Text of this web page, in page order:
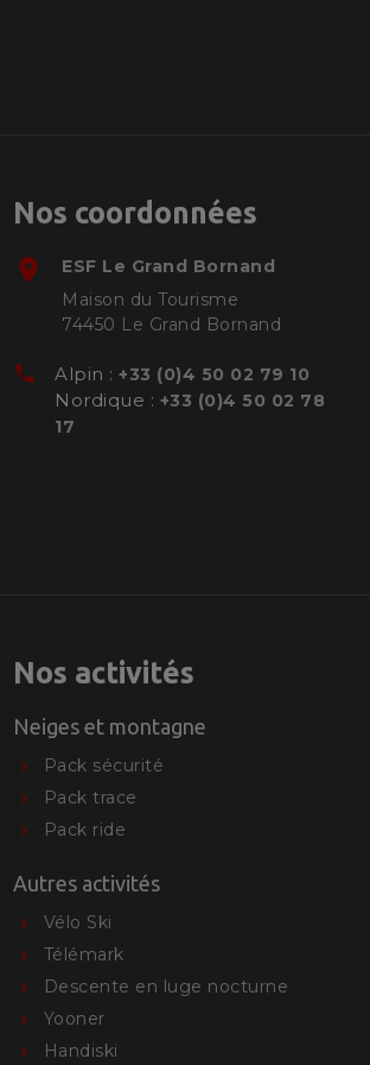
Nos coordonnées
room ESF Le Grand Bornand
Maison du Tourisme
74450 Le Grand Bornand
phone Alpin : +33 (0)4 50 02 79 10
Nordique : +33 (0)4 50 02 78
17
Nos activités
Neiges et montagne
Pack sécurité
Pack trace
Pack ride
Autres activités
Vélo Ski
Télémark
Descente en luge nocturne
Yooner
Handiski